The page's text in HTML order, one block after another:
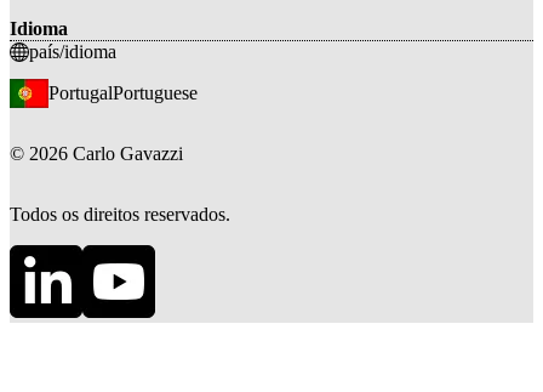
Idioma
país/idioma
PortugalPortuguese
© 2026 Carlo Gavazzi
Todos os direitos reservados.